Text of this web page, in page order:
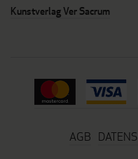
Kunstverlag Ver Sacrum
AGB